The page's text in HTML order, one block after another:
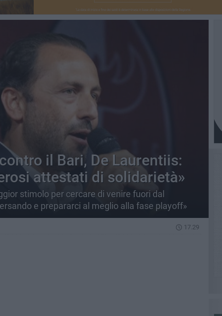
il Bari, De Laurentiis:
attestati di solidarietà»
stimolo per cercare di venire fuori dal
e prepararci al meglio alla fase playoff»
17.29